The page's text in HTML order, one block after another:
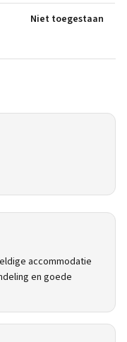
Niet toegestaan
accommodatie
en goede